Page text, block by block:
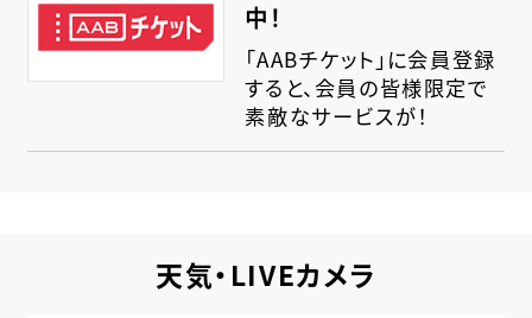
中！
「AABチケット」に会員登録
すると、会員の皆様限定で
素敵なサービスが！
天気・LIVEカメラ